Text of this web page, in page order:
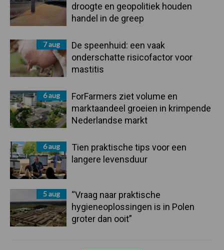
droogte en geopolitiek houden
handel in de greep
7 aug
De speenhuid: een vaak
onderschatte risicofactor voor
mastitis
6 aug
ForFarmers ziet volume en
marktaandeel groeien in krimpende
Nederlandse markt
6 aug
Tien praktische tips voor een
langere levensduur
5 aug
“Vraag naar praktische
hygieneoplossingen is in Polen
groter dan ooit”